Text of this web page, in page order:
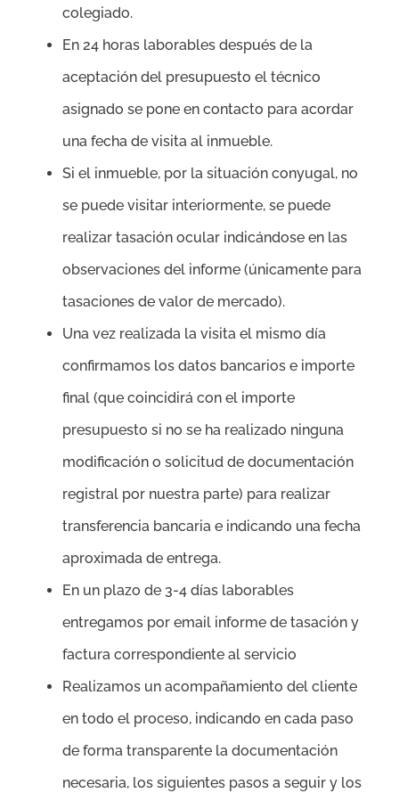
colegiado.
En 24 horas laborables después de la
aceptación del presupuesto el técnico
asignado se pone en contacto para acordar
una fecha de visita al inmueble.
Si el inmueble, por la situación conyugal, no
se puede visitar interiormente, se puede
realizar tasación ocular indicándose en las
observaciones del informe (únicamente para
tasaciones de valor de mercado).
Una vez realizada la visita el mismo día
confirmamos los datos bancarios e importe
final (que coincidirá con el importe
presupuesto si no se ha realizado ninguna
modificación o solicitud de documentación
registral por nuestra parte) para realizar
transferencia bancaria e indicando una fecha
aproximada de entrega.
En un plazo de 3-4 días laborables
entregamos por email informe de tasación y
factura correspondiente al servicio
Realizamos un acompañamiento del cliente
en todo el proceso, indicando en cada paso
de forma transparente la documentación
necesaria, los siguientes pasos a seguir y los